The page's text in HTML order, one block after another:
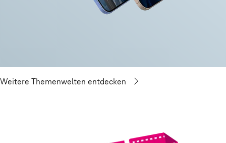
Weitere Themenwelten entdecken